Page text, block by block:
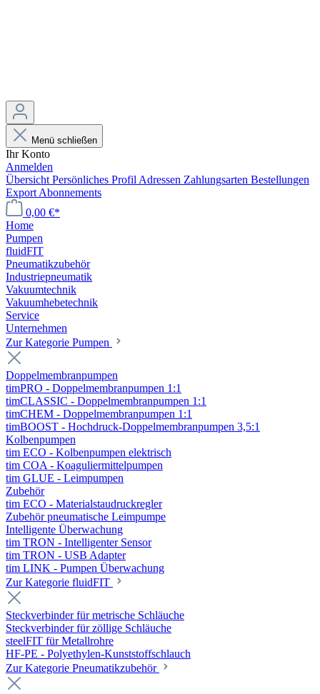
Menü schließen
Ihr Konto
Anmelden
Übersicht Persönliches Profil Adressen Zahlungsarten Bestellungen
Export Abonnements
0,00 €*
Home
Pumpen
fluidFIT
Pneumatikzubehör
Industriepneumatik
Vakuumtechnik
Vakuumhebetechnik
Service
Unternehmen
Zur Kategorie Pumpen
Doppelmembranpumpen
timPRO - Doppelmembranpumpen 1:1
timCLASSIC - Doppelmembranpumpen 1:1
timCHEM - Doppelmembranpumpen 1:1
timBOOST - Hochdruck-Doppelmembranpumpen 3,5:1
Kolbenpumpen
tim ECO - Kolbenpumpen elektrisch
tim COA - Koaguliermittelpumpen
tim GLUE - Leimpumpen
Zubehör
tim ECO - Materialstaudruckregler
Zubehör pneumatische Leimpumpe
Intelligente Überwachung
tim TRON - Intelligenter Sensor
tim TRON - USB Adapter
tim LINK - Pumpen Überwachung
Zur Kategorie fluidFIT
Steckverbinder für metrische Schläuche
Steckverbinder für zöllige Schläuche
steelFIT für Metallrohre
HF-PE - Polyethylen-Kunststoffschlauch
Zur Kategorie Pneumatikzubehör